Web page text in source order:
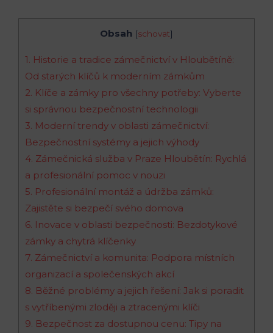
Obsah [schovat]
1. Historie a tradice zámečnictví v Hloubětíně:
Od starých klíčů k moderním zámkům
2. Klíče a zámky pro všechny potřeby: Vyberte
si správnou bezpečnostní technologii
3. Moderní trendy v oblasti zámečnictví:
Bezpečnostní systémy a jejich výhody
4. Zámečnická služba v Praze Hloubětín: Rychlá
a profesionální pomoc v nouzi
5. Profesionální montáž a údržba zámků:
Zajistěte si bezpečí svého domova
6. Inovace v oblasti bezpečnosti: Bezdotykové
zámky a chytrá klíčenky
7. Zámečnictví a komunita: Podpora místních
organizací a společenských akcí
8. Běžné problémy a jejich řešení: Jak si poradit
s vytříbenými zloději a ztracenými klíči
9. Bezpečnost za dostupnou cenu: Tipy na